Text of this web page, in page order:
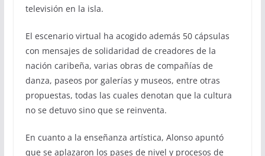
televisión en la isla.
El escenario virtual ha acogido además 50 cápsulas
con mensajes de solidaridad de creadores de la
nación caribeña, varias obras de compañías de
danza, paseos por galerías y museos, entre otras
propuestas, todas las cuales denotan que la cultura
no se detuvo sino que se reinventa.
En cuanto a la enseñanza artística, Alonso apuntó
que se aplazaron los pases de nivel y procesos de